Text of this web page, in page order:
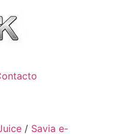
/ Savia e-